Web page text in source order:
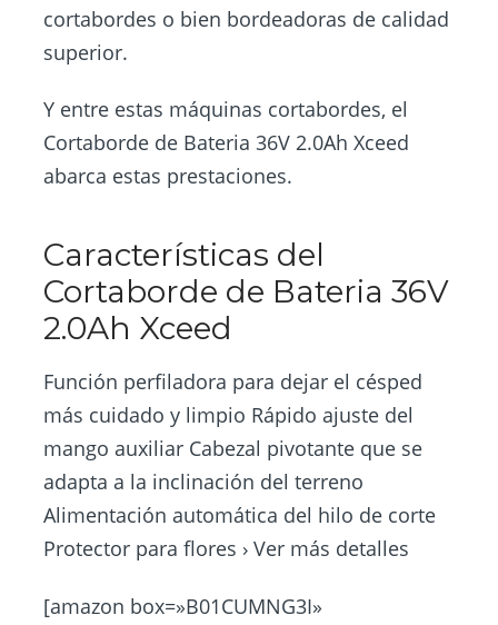
cortabordes o bien bordeadoras de calidad
superior.
Y entre estas máquinas cortabordes, el
Cortaborde de Bateria 36V 2.0Ah Xceed
abarca estas prestaciones.
Características del
Cortaborde de Bateria 36V
2.0Ah Xceed
Función perfiladora para dejar el césped
más cuidado y limpio Rápido ajuste del
mango auxiliar Cabezal pivotante que se
adapta a la inclinación del terreno
Alimentación automática del hilo de corte
Protector para flores › Ver más detalles
[amazon box=»B01CUMNG3I»